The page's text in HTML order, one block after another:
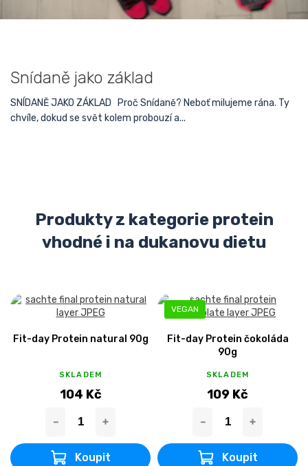
Snídaně jako základ
SNÍDANĚ JAKO ZÁKLAD Proč Snídaně? Neboť milujeme rána. Ty
chvíle, dokud se svět kolem probouzí a...
Produkty z kategorie protein
vhodné i na dukanovu dietu
Fit-day Protein natural 90g
104 Kč
SKLADEM
VEGAN
Fit-day Protein čokoláda
90g
109 Kč
SKLADEM